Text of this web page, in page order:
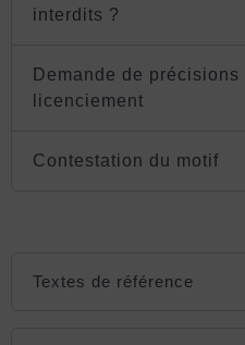
interdits ?
Demande de
licenciement
Contestation du motif
Textes de référence